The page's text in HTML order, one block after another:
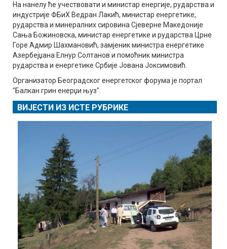
На нанелу ће учествовати и министар енергије, рударства и
индустрије ФБиХ Ведран Лакић, министар енергетике,
рударства и минералних сировина Сјеверне Македоније
Сања Божиновска, министар енергетике и рударства Црне
Горе Адмир Шахмановић, замјеник министра енергетике
Азербејџана Елнур Солтанов и помоћник министра
рударства и енергетике Србије Јована Јоксимовић.
Организатор Београдског енергетског форума је портал
"Балкан грин енерџи њуз".
ВИЈЕСТИ ИЗ ИСТЕ РУБРИКЕ